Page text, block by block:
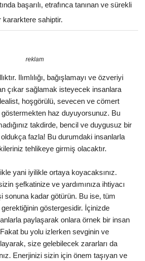
başarılı, etrafınca tanınan ve sürekli
kararktere sahiptir.
reklam
Ilımlılığı, bağışlamayı ve özveriyi
çıkar sağlamak isteyecek insanlara
hoşgörülü, sevecen ve cömert
haz duyuyorsunuz. Bu
takdirde, bencil ve duygusuz bir
fazla! Bu durumdaki insanlarla
tehlikeye girmiş olacaktır.
yani iyilikle ortaya koyacaksınız.
şefkatinize ve yardımınıza ihtiyacı
sonuna kadar götürün. Bu ise, tüm
göstergesidir. İçinizde
paylaşarak onlara örnek bir insan
bu yolu izlerken sevginin ve
size gelebilecek zararları da
Enerjinizi sizin için önem taşıyan ve